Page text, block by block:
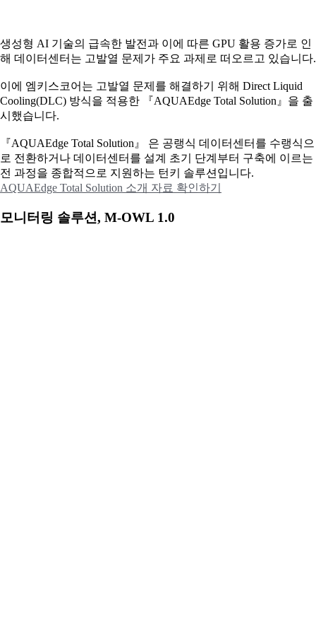
생성형 AI 기술의 급속한 발전과 이에 따른 GPU 활용 증가로 인
해 데이터센터는 고발열 문제가 주요 과제로 떠오르고 있습니다.
이에 엠키스코어는 고발열 문제를 해결하기 위해 Direct Liquid
Cooling(DLC) 방식을 적용한 『AQUAEdge Total Solution』을 출
시했습니다.
『AQUAEdge Total Solution』 은 공랭식 데이터센터를 수랭식으
로 전환하거나 데이터센터를 설계 초기 단계부터 구축에 이르는
전 과정을 종합적으로 지원하는 턴키 솔루션입니다.
AQUAEdge Total Solution 소개 자료 확인하기
모니터링 솔루션, M-OWL 1.0